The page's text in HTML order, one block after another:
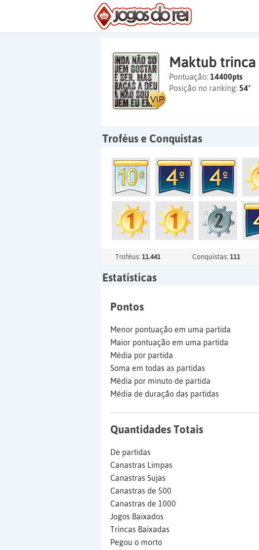
Maktub trinca
Pontuação: 14400pts
Posição no ranking: 54º
Troféus e Conquistas
Troféus: 11.441 Conquistas: 111
Estatísticas
Pontos
Menor pontuação em uma partida
Maior pontuação em uma partida
Média por partida
Soma em todas as partidas
Média por minuto de partida
Média de duração das partidas
Quantidades Totais
De partidas
Canastras Limpas
Canastras Sujas
Canastras de 500
Canastras de 1000
Jogos Baixados
Trincas Baixadas
Pegou o morto